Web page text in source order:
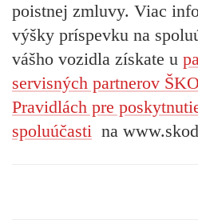
poistnej zmluvy. Viac
výšky príspevku na
vášho vozidla získate u
servisných partnerov
Pravidlách pre
spoluúčasti na